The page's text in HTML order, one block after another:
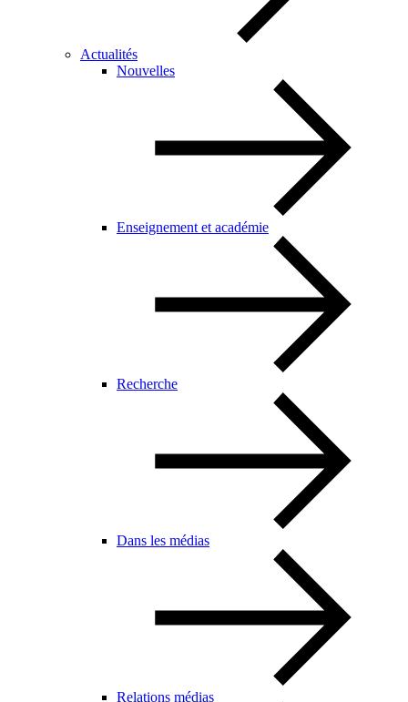
Actualités
Nouvelles
Enseignement et académie
Recherche
Dans les médias
Relations médias